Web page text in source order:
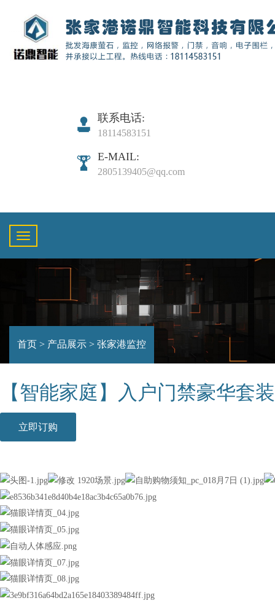
联系电话:
18114583151
E-MAIL:
2805139405@qq.com
首页 > 产品展示 > 张家港监控
【智能家庭】入户门禁豪华套装
立即订购